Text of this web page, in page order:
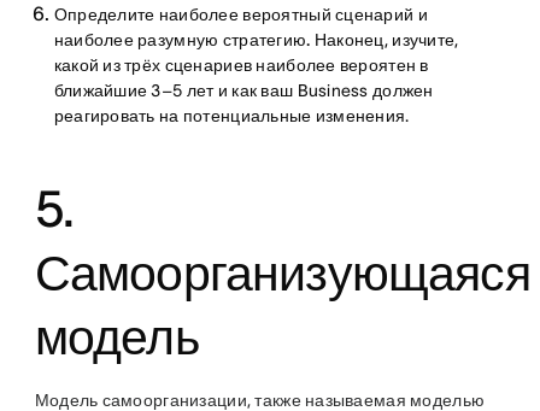
Определите наиболее вероятный сценарий и
наиболее разумную стратегию. Наконец, изучите,
какой из трёх сценариев наиболее вероятен в
ближайшие 3–5 лет и как ваш Business должен
реагировать на потенциальные изменения.
5.
Самоорганизующаяся
модель
Модель самоорганизации, также называемая моделью